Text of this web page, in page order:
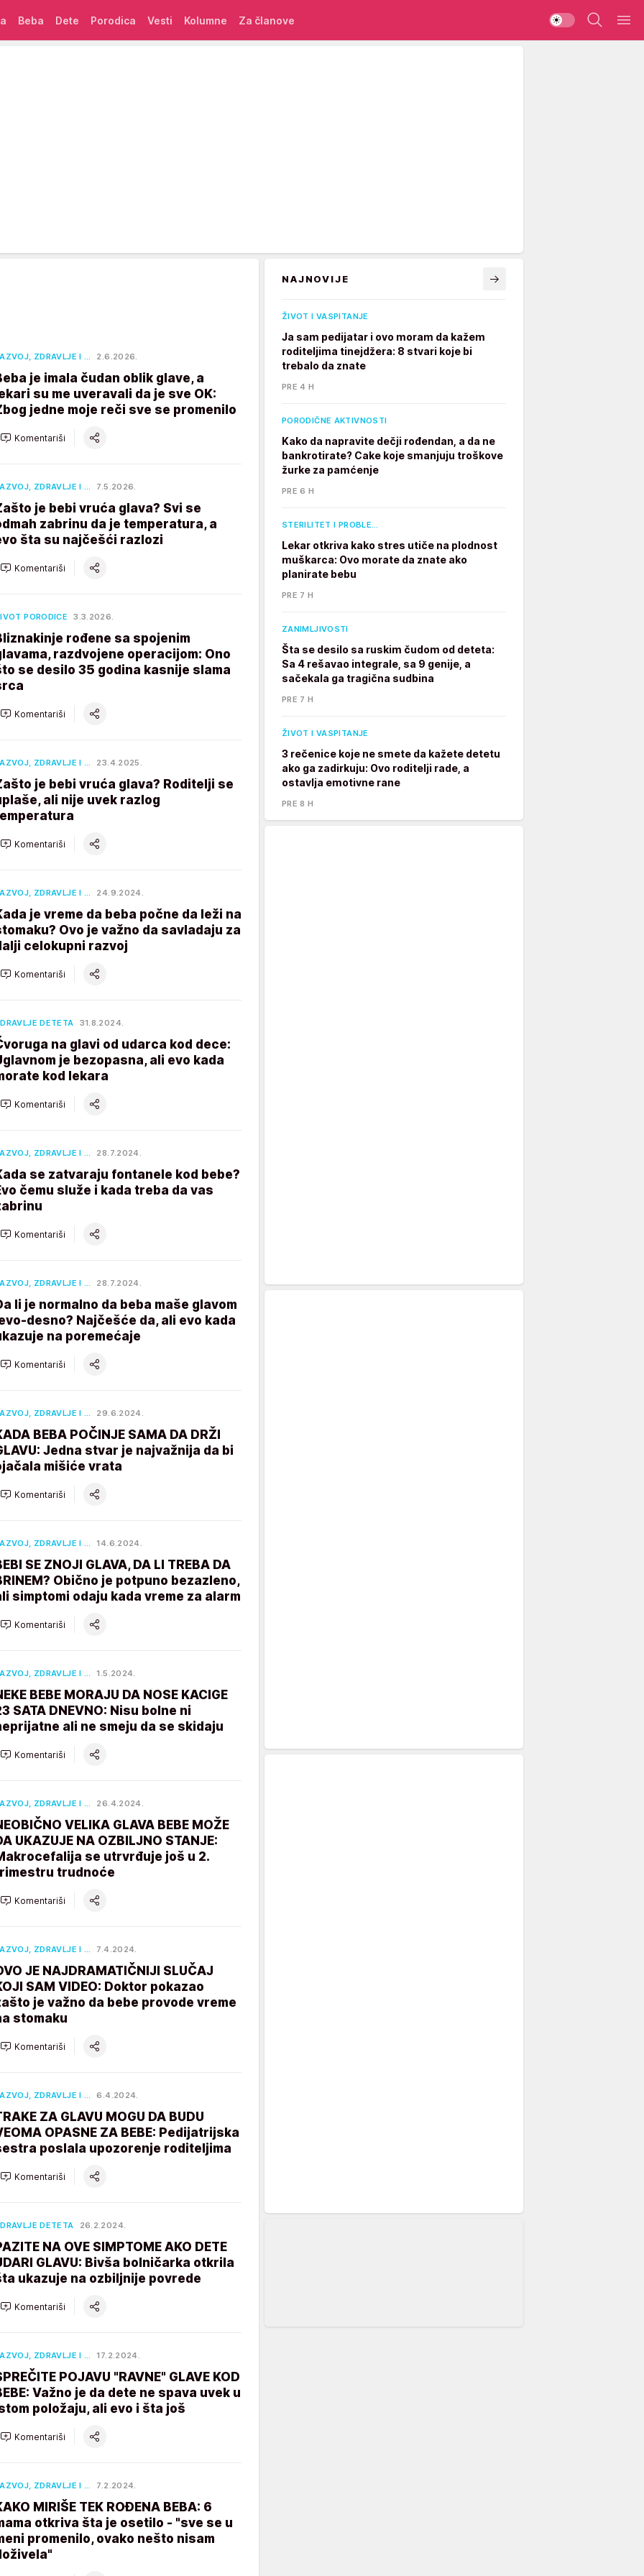
Beba Dete Porodica Vesti Kolumne Za članove
ZDRAVLJE I … 2.6.2026.
je imala čudan oblik glave, a
su me uveravali da je sve OK:
jedne moje reči sve se promenilo
Komentariši
ZDRAVLJE I … 7.5.2026.
je bebi vruća glava? Svi se
zabrinu da je temperatura, a
šta su najčešći razlozi
Komentariši
PORODICE 3.3.2026.
rođene sa spojenim
razdvojene operacijom: Ono
se desilo 35 godina kasnije slama
Komentariši
ZDRAVLJE I … 23.4.2025.
je bebi vruća glava? Roditelji se
ali nije uvek razlog
Komentariši
ZDRAVLJE I … 24.9.2024.
je vreme da beba počne da leži na
Ovo je važno da savladaju za
celokupni razvoj
Komentariši
DETETA 31.8.2024.
na glavi od udarca kod dece:
je bezopasna, ali evo kada
kod lekara
Komentariši
ZDRAVLJE I … 28.7.2024.
se zatvaraju fontanele kod bebe?
čemu služe i kada treba da vas
Komentariši
ZDRAVLJE I … 28.7.2024.
li je normalno da beba maše glavom
desno? Najčešće da, ali evo kada
na poremećaje
Komentariši
ZDRAVLJE I … 29.6.2024.
BEBA POČINJE SAMA DA DRŽI
Jedna stvar je najvažnija da bi
mišiće vrata
Komentariši
ZDRAVLJE I … 14.6.2024.
SE ZNOJI GLAVA, DA LI TREBA DA
Obično je potpuno bezazleno,
simptomi odaju kada vreme za alarm
Komentariši
ZDRAVLJE I … 1.5.2024.
BEBE MORAJU DA NOSE KACIGE
SATA DNEVNO: Nisu bolne ni
ali ne smeju da se skidaju
Komentariši
ZDRAVLJE I … 26.4.2024.
VELIKA GLAVA BEBE MOŽE
UKAZUJE NA OZBILJNO STANJE:
se utrvrđuje još u 2.
trudnoće
Komentariši
ZDRAVLJE I … 7.4.2024.
JE NAJDRAMATIČNIJI SLUČAJ
SAM VIDEO: Doktor pokazao
je važno da bebe provode vreme
stomaku
Komentariši
ZDRAVLJE I … 6.4.2024.
ZA GLAVU MOGU DA BUDU
OPASNE ZA BEBE: Pedijatrijska
poslala upozorenje roditeljima
Komentariši
DETETA 26.2.2024.
NA OVE SIMPTOME AKO DETE
GLAVU: Bivša bolničarka otkrila
ukazuje na ozbiljnije povrede
Komentariši
ZDRAVLJE I … 17.2.2024.
POJAVU "RAVNE" GLAVE KOD
Važno je da dete ne spava uvek u
položaju, ali evo i šta još
Komentariši
ZDRAVLJE I … 7.2.2024.
MIRIŠE TEK ROĐENA BEBA: 6
otkriva šta je osetilo - "sve se u
promenilo, ovako nešto nisam
NAJNOVIJE
ŽIVOT I VASPITANJE
Ja sam pedijatar i ovo moram da kažem
roditeljima tinejdžera: 8 stvari koje bi
trebalo da znate
PRE 4 H
PORODIČNE AKTIVNOSTI
Kako da napravite dečji rođendan, a da ne
bankrotirate? Cake koje smanjuju troškove
žurke za pamćenje
PRE 6 H
STERILITET I PROBLE…
Lekar otkriva kako stres utiče na plodnost
muškarca: Ovo morate da znate ako
planirate bebu
PRE 7 H
ZANIMLJIVOSTI
Šta se desilo sa ruskim čudom od deteta:
Sa 4 rešavao integrale, sa 9 genije, a
sačekala ga tragična sudbina
PRE 7 H
ŽIVOT I VASPITANJE
3 rečenice koje ne smete da kažete detetu
ako ga zadirkuju: Ovo roditelji rade, a
ostavlja emotivne rane
PRE 8 H